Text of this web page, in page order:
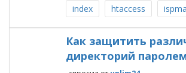
index htaccess
Как защитить
директорий